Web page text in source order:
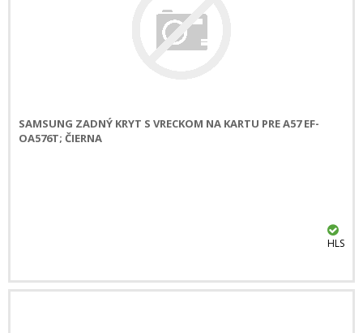
SAMSUNG ZADNÝ KRYT S VRECKOM NA KARTU PRE A57 EF-
OA576T; ČIERNA
HLS